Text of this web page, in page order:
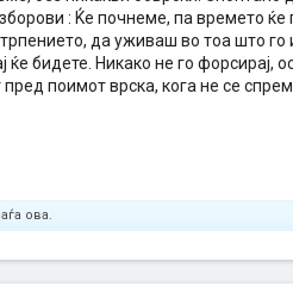
: Ќе почнеме, па времето
да уживаш во тоа што
ќе бидете. Никако не го форсирај,
поимот врска, кога не се
ова.